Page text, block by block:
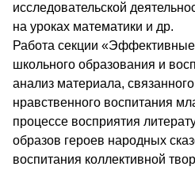
исследовательской
на уроках математики и др.
Работа секции «Эффективные
школьного образования и
анализ материала,
нравственного воспитания
процессе восприятия
образов героев народных
воспитания коллективной